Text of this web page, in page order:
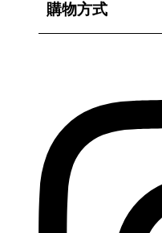
購物方式